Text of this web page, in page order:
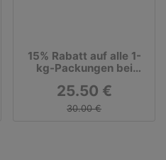
15% Rabatt auf alle 1-
kg-Packungen bei
25.50 €
30.00 €